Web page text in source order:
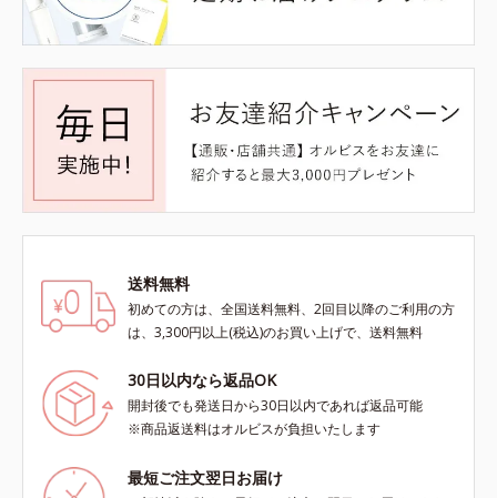
送料無料
初めての方は、全国送料無料、2回目以降のご利用の方
は、3,300円以上(税込)のお買い上げで、送料無料
30日以内なら返品OK
開封後でも発送日から30日以内であれば返品可能
※商品返送料はオルビスが負担いたします
最短ご注文翌日お届け